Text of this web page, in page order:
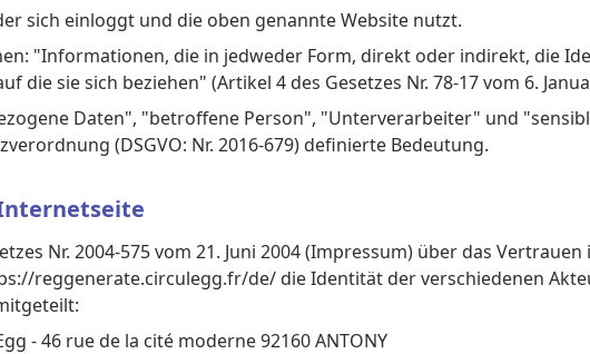
sich einloggt und die oben genannte Website nutzt.
"Informationen, die in jedweder Form, direkt oder indirekt, die
die sie sich beziehen" (Artikel 4 des Gesetzes Nr. 78-17 vom 6.
Daten", "betroffene Person", "Unterverarbeiter" und
(DSGVO: Nr. 2016-679) definierte Bedeutung.
Nr. 2004-575 vom 21. Juni 2004 (Impressum) über das
reggenerate.circulegg.fr/de/ die Identität der verschiedenen
- 46 rue de la cité moderne 92160 ANTONY